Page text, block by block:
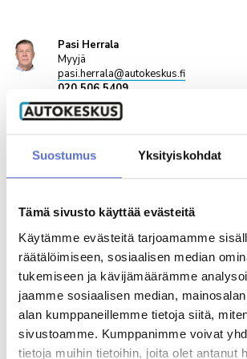
Suostumus Yksityiskohdat
Tämä sivusto käyttää evästeitä
Käytämme evästeitä tarjoamamme
räätälöimiseen, sosiaalisen median
tukemiseen ja kävijämäärämme
jaamme sosiaalisen median,
alan kumppaneillemme tietoja siitä,
sivustoamme. Kumppanimme voivat
tietoja muihin tietoihin, joita olet antanut
AUTOKESKUS OLARI (ESPOO)
Haltilanniitty 4, Espoo
Yritysmyynti
Hallinto
Markkinointi & viestintä
Reklamaatio
PALVELUHAKU
OTA YHTEYTTÄ
Pasi Herrala
Myyjä
pasi.herrala@autokeskus.fi
020 506 5409
ENG,
Automyyjä (Lomalla 31.7-31.8)
ENG,
SGN,
Antti Kauranen
Automyyjä, Eng, Sve, palvelen myös
antti.kauranen@autokeskus.fi
020 506 5417
Varaa videotapaaminen